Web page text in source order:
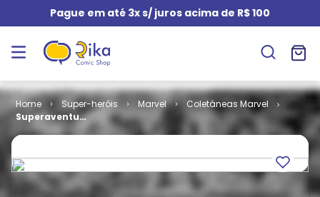
Pague em até 3x s/ juros acima de R$ 100
Super-heróis Marvel
Coletâneas Marvel
Superaventuras
Marvel # 019